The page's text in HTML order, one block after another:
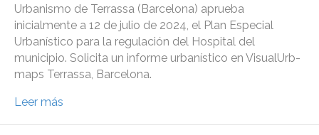
Urbanismo de Terrassa (Barcelona) aprueba
inicialmente a 12 de julio de 2024, el Plan Especial
Urbanístico para la regulación del Hospital del
municipio. Solicita un informe urbanístico en VisualUrb-
maps Terrassa, Barcelona.
Leer más